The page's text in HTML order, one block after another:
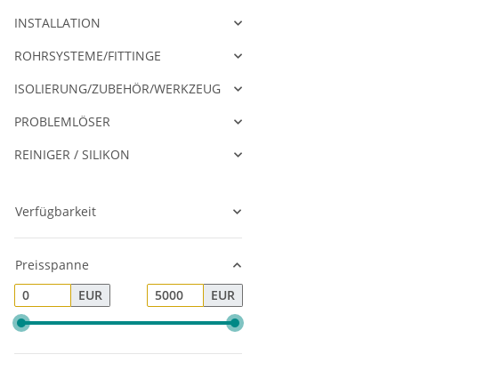
INSTALLATION
ROHRSYSTEME/FITTINGE
ISOLIERUNG/ZUBEHÖR/WERKZEUG
PROBLEMLÖSER
REINIGER / SILIKON
Verfügbarkeit
Preisspanne
EUR
EUR